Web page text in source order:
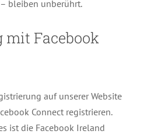
bleiben unberührt.
mit Facebook
auf unserer Website
Connect registrieren.
ist die Facebook Ireland